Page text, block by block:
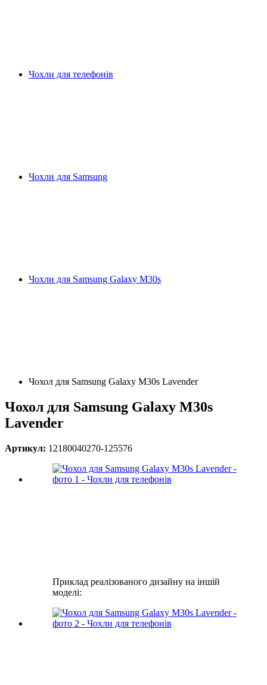
Чохли для телефонів
Чохли для Samsung
Чохли для Samsung Galaxy M30s
Чохол для Samsung Galaxy M30s Lavender
Чохол для Samsung Galaxy M30s
Lavender
Артикул: 12180040270-125576
Приклад реалізованого дизайну на іншій
моделі: